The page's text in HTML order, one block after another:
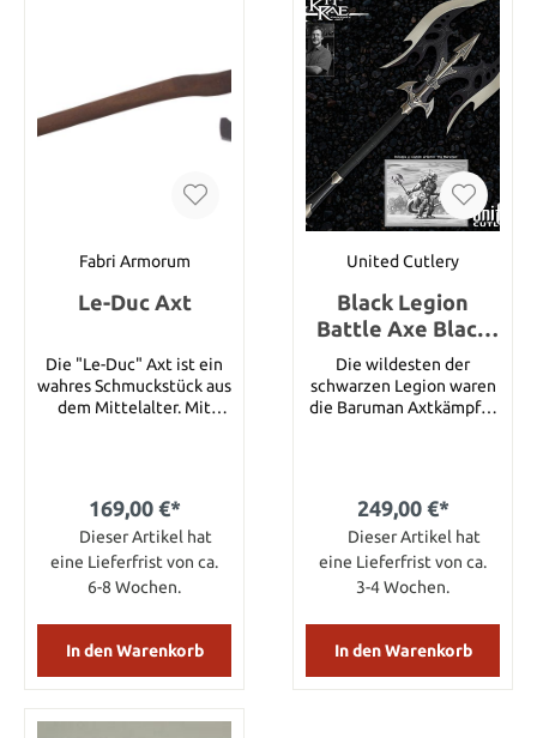
Fabri Armorum
Le-Duc Axt
Die "Le-Duc" Axt ist ein
wahres Schmuckstück aus
dem Mittelalter. Mit
Erscheinung, sondern
auch äußerst handlich
und leicht zu führen. Sie
ist die perfekte Wahl für
Geschichte und die
Kunstfertigkeit
begeistern. Ob als
Requisite für
169,00 €*
Dieser Artikel hat
eine Lieferfrist von ca.
6-8 Wochen.
In den Warenkorb
United Cutlery
Black Legion
Battle Axe Black
Edition
Die wildesten der
schwarzen Legion waren
die Baruman Axtkämpfer
gepanzert mit Platten
am ganzen Körper und sie
führten 2 Äxte mit
tödlicher Genauigkeit.
Klinge je 38 cm Material
420er Edelstahl
249,00 €*
Dieser Artikel hat
eine Lieferfrist von ca.
3-4 Wochen.
In den Warenkorb